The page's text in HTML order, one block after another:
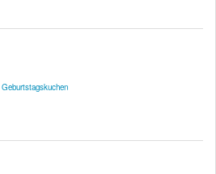
Geburtstagskuchen